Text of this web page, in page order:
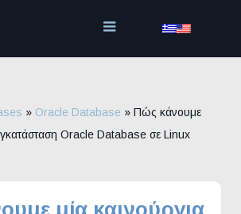
» Oracle Database » Πώς κάνουμε
Oracle Database σε Linux
μία καινούργια